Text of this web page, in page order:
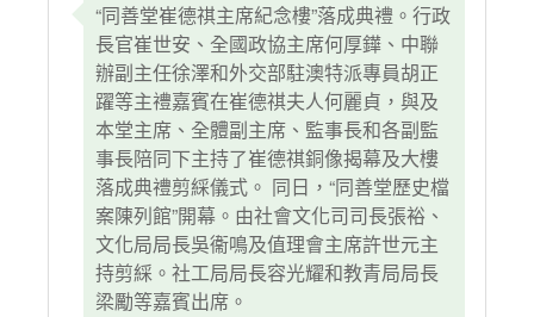
“同善堂崔德祺主席紀念樓”落成典禮。行政
長官崔世安、全國政協主席何厚鏵、中聯
辦副主任徐澤和外交部駐澳特派專員胡正
躍等主禮嘉賓在崔德祺夫人何麗貞，與及
本堂主席、全體副主席、監事長和各副監
事長陪同下主持了崔德祺銅像揭幕及大樓
落成典禮剪綵儀式。 同日，“同善堂歷史檔
案陳列館”開幕。由社會文化司司長張裕、
文化局局長吳衞鳴及值理會主席許世元主
持剪綵。社工局局長容光耀和教青局局長
梁勵等嘉賓出席。